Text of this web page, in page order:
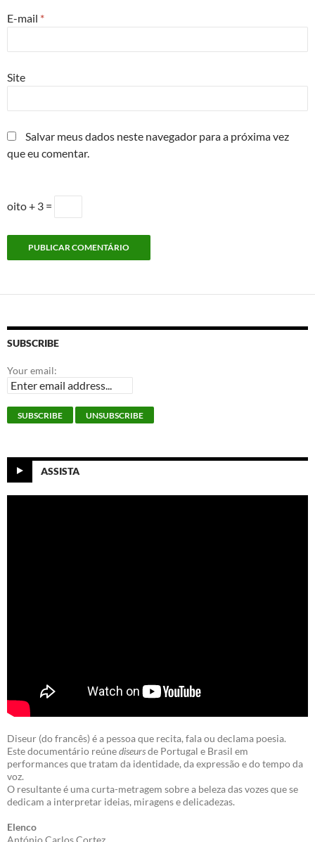
E-mail *
Site
Salvar meus dados neste navegador para a próxima vez
que eu comentar.
oito + 3 =
SUBSCRIBE
Your email:
ASSISTA
Diseur (do francês) é a pessoa que recita, fala ou declama poesia.
Este documentário reúnediseursde Portugal e Brasil em
performances que tratam da identidade, da expressão e do tempo da
voz.
O resultante é uma curta-metragem sobre a beleza das vozes que se
dedicam a interpretar ideias, miragens e delicadezas.
Elenco
António Carlos Cortez